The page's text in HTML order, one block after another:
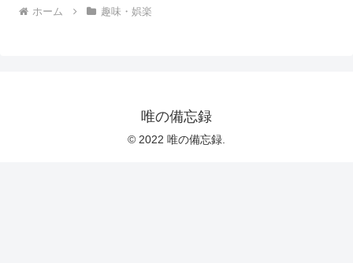
ホーム 趣味・娯楽
唯の備忘録
© 2022 唯の備忘録.